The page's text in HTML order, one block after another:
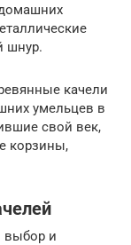
домашних
шнур.
качели
умельцев в
свой век,
корзины,
выбор и